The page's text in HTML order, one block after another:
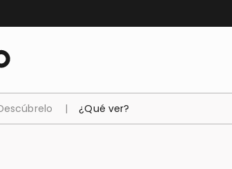
¿Qué ver?